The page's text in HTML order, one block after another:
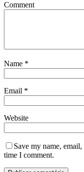
Comment
Name *
Email *
Website
Save my name,
time I comment.